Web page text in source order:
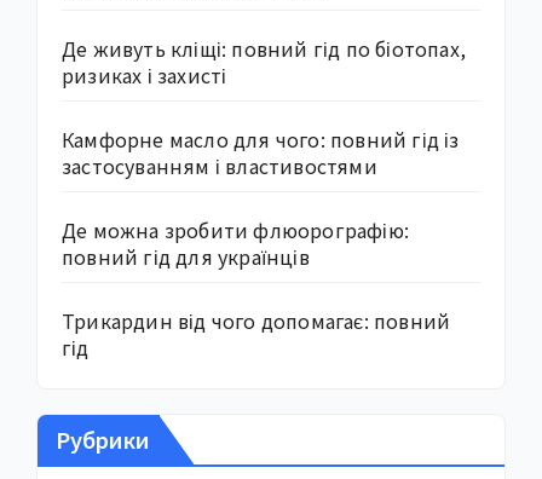
Де живуть кліщі: повний гід по біотопах,
ризиках і захисті
Камфорне масло для чого: повний гід із
застосуванням і властивостями
Де можна зробити флюорографію:
повний гід для українців
Трикардин від чого допомагає: повний
гід
Рубрики